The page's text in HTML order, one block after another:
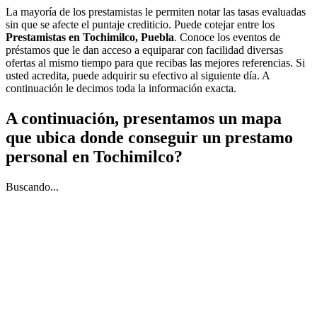
La mayoría de los prestamistas le permiten notar las tasas evaluadas
sin que se afecte el puntaje crediticio. Puede cotejar entre los
Prestamistas en Tochimilco, Puebla. Conoce los eventos de
préstamos que le dan acceso a equiparar con facilidad diversas
ofertas al mismo tiempo para que recibas las mejores referencias. Si
usted acredita, puede adquirir su efectivo al siguiente día. A
continuación le decimos toda la información exacta.
A continuación, presentamos un mapa
que ubica donde conseguir un prestamo
personal en Tochimilco?
Buscando...